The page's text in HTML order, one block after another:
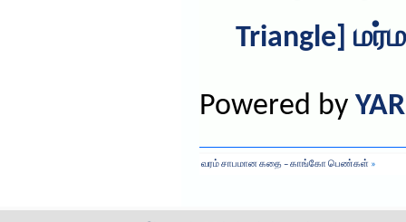
Triangle]
Powered by
வரம் சாபமான கதை – காங்கோ பெண்கள் »